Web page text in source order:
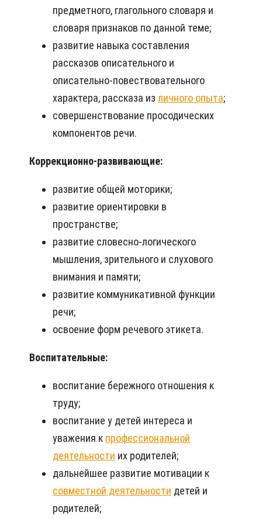
предметного, глагольного словаря и
словаря признаков по данной теме;
развитие навыка составления
рассказов описательного и
описательно-повествовательного
характера, рассказа из личного опыта;
совершенствование просодических
компонентов речи.
Коррекционно-развивающие:
развитие общей моторики;
развитие ориентировки в
пространстве;
развитие словесно-логического
мышления, зрительного и слухового
внимания и памяти;
развитие коммуникативной функции
речи;
освоение форм речевого этикета.
Воспитательные:
воспитание бережного отношения к
труду;
воспитание у детей интереса и
уважения к профессиональной
деятельности их родителей;
дальнейшее развитие мотивации к
совместной деятельности детей и
родителей;